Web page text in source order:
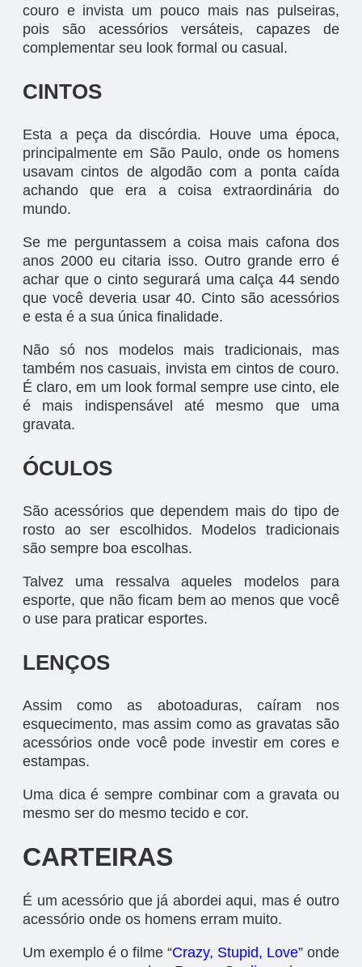
couro e invista um pouco mais nas pulseiras,
pois são acessórios versáteis, capazes de
complementar seu look formal ou casual.
CINTOS
Esta a peça da discórdia. Houve uma época,
principalmente em São Paulo, onde os homens
usavam cintos de algodão com a ponta caída
achando que era a coisa extraordinária do
mundo.
Se me perguntassem a coisa mais cafona dos
anos 2000 eu citaria isso. Outro grande erro é
achar que o cinto segurará uma calça 44 sendo
que você deveria usar 40. Cinto são acessórios
e esta é a sua única finalidade.
Não só nos modelos mais tradicionais, mas
também nos casuais, invista em cintos de couro.
É claro, em um look formal sempre use cinto, ele
é mais indispensável até mesmo que uma
gravata.
ÓCULOS
São acessórios que dependem mais do tipo de
rosto ao ser escolhidos. Modelos tradicionais
são sempre boa escolhas.
Talvez uma ressalva aqueles modelos para
esporte, que não ficam bem ao menos que você
o use para praticar esportes.
LENÇOS
Assim como as abotoaduras, caíram nos
esquecimento, mas assim como as gravatas são
acessórios onde você pode investir em cores e
estampas.
Uma dica é sempre combinar com a gravata ou
mesmo ser do mesmo tecido e cor.
CARTEIRAS
É um acessório que já abordei aqui, mas é outro
acessório onde os homens erram muito.
Um exemplo é o filme “Crazy, Stupid, Love” onde